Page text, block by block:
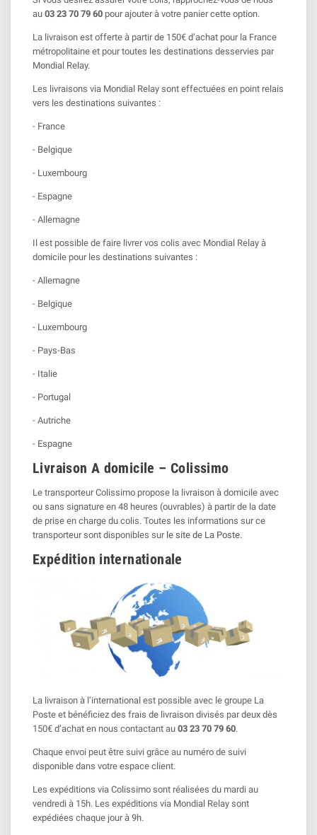
au 03 23 70 79 60 pour ajouter à votre panier cette option.
La livraison est offerte à partir de 150€ d’achat pour la France
métropolitaine et pour toutes les destinations desservies par
Mondial Relay.
Les livraisons via Mondial Relay sont effectuées en point relais
vers les destinations suivantes :
- France
- Belgique
- Luxembourg
- Espagne
- Allemagne
Il est possible de faire livrer vos colis avec Mondial Relay à
domicile pour les destinations suivantes :
- Allemagne
- Belgique
- Luxembourg
- Pays-Bas
- Italie
- Portugal
- Autriche
- Espagne
Livraison A domicile – Colissimo
Le transporteur Colissimo propose la livraison à domicile avec
ou sans signature en 48 heures (ouvrables) à partir de la date
de prise en charge du colis. Toutes les informations sur ce
transporteur sont disponibles sur le site de La Poste.
Expédition internationale
La livraison à l’international est possible avec le groupe La
Poste et bénéficiez des frais de livraison divisés par deux dès
150€ d’achat en nous contactant au 03 23 70 79 60.
Chaque envoi peut être suivi grâce au numéro de suivi
disponible dans votre espace client.
Les expéditions via Colissimo sont réalisées du mardi au
vendredi à 15h. Les expéditions via Mondial Relay sont
expédiées chaque jour à 9h.